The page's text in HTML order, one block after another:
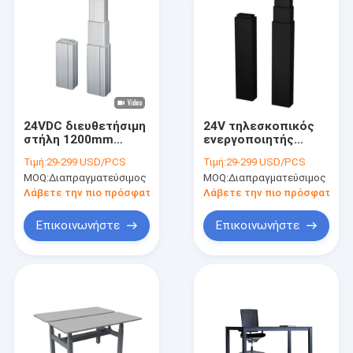
Περίπου εμείς
24VDC διευθετήσιμη
στήλη 1200mm
ανυψωτική στήλη
ενεργοποιητών
Τιμή:29-299 USD/PCS
MOQ:Διαπραγματεύσιμος
Λάβετε την πιο πρόσφατη τιμή
Επικοινωνήστε
24V τηλεσκοπικός
ενεργοποιητής
για την καρέκλα
εξετάσεων 800N Hall
Sensor Feedback
Τιμή:29-299 USD/PCS
MOQ:Διαπραγματεύσιμος
Λάβετε την πιο πρόσφατη
Επικοινωνήστε